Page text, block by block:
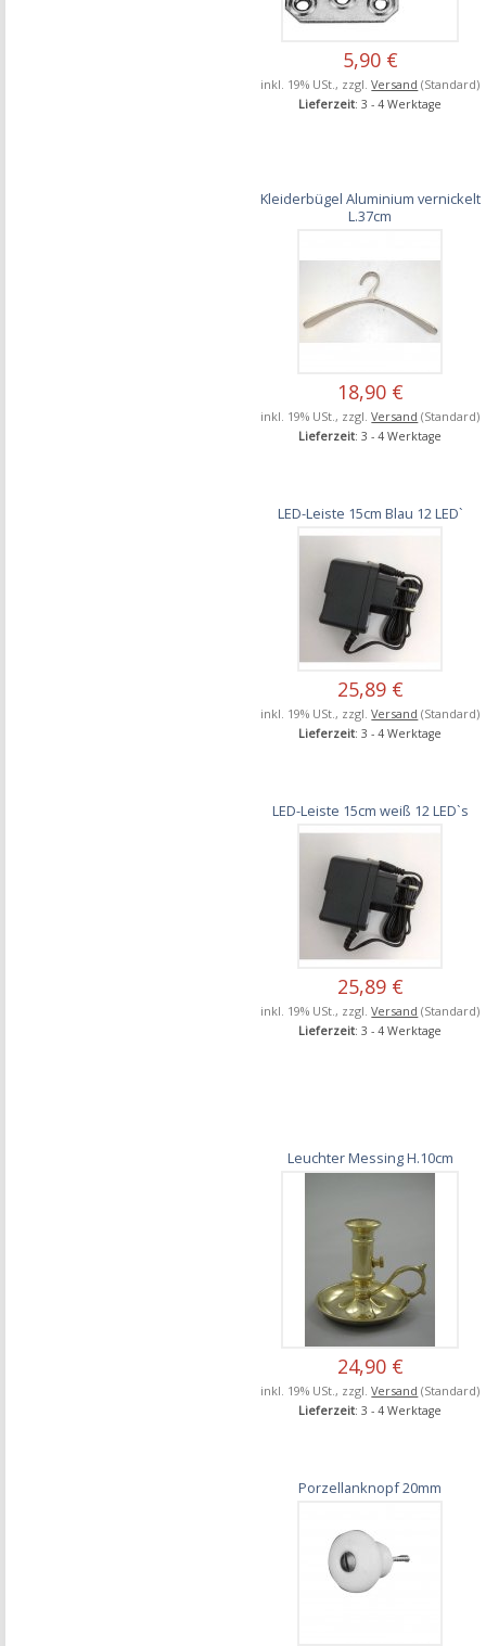
5,90 €
inkl. 19% USt., zzgl.Versand (Standard)
Lieferzeit: 3 - 4 Werktage
Kleiderbügel Aluminium vernickelt
L.37cm
18,90 €
inkl. 19% USt., zzgl.Versand (Standard)
Lieferzeit: 3 - 4 Werktage
LED-Leiste 15cm Blau 12 LED`
25,89 €
inkl. 19% USt., zzgl.Versand (Standard)
Lieferzeit: 3 - 4 Werktage
LED-Leiste 15cm weiß 12 LED`s
25,89 €
inkl. 19% USt., zzgl.Versand (Standard)
Lieferzeit: 3 - 4 Werktage
Leuchter Messing H.10cm
24,90 €
inkl. 19% USt., zzgl.Versand (Standard)
Lieferzeit: 3 - 4 Werktage
Porzellanknopf 20mm